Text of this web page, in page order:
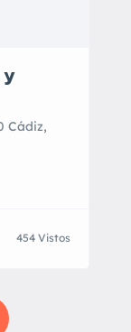
y
Cádiz,
454 Vistos